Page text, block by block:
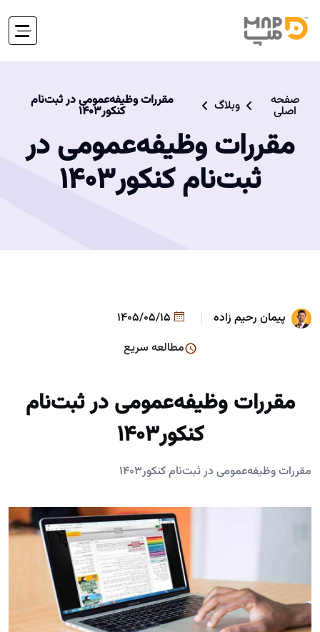
صفحه
اصلی وبلاگ مقررات وظیفه‌عمومی در ثبت‌نام
کنکور۱۴۰۳
مقررات وظیفه‌عمومی در
ثبت‌نام کنکور۱۴۰۳
پیمان رحیم زاده
مطالعه سریع
مقررات وظیفه‌عمومی در ثبت‌نام
کنکور۱۴۰۳
مقررات وظیفه‌عمومی در ثبت‌نام کنکور۱۴۰۳